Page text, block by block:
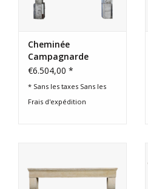
Cheminée
Campagnarde
Antique Blanche,
€6.504,00 *
* Sans les taxes Sans les
Frais d'expédition